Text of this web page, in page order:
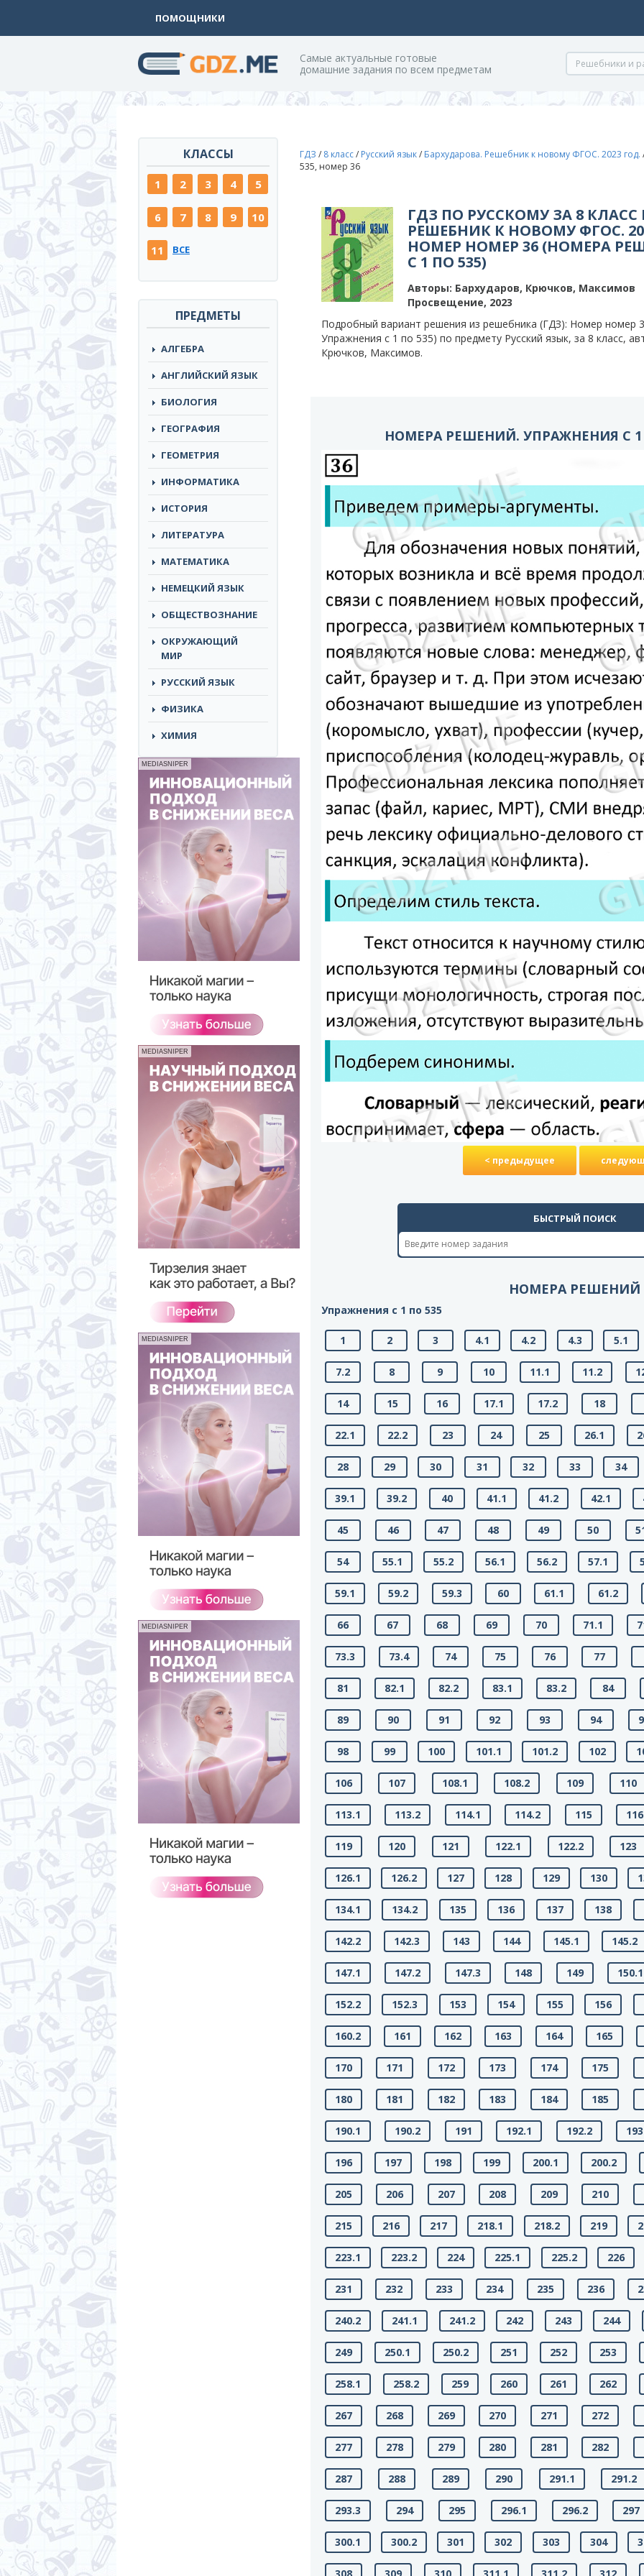
ПОМОЩНИКИ
Cамые актуальные готовые
домашние задания по всем предметам
КЛАССЫ
1 2 3 4 5
6 7 8 9 10
11 ВСЕ
ПРЕДМЕТЫ
АЛГЕБРА
АНГЛИЙСКИЙ ЯЗЫК
БИОЛОГИЯ
ГЕОГРАФИЯ
ГЕОМЕТРИЯ
ИНФОРМАТИКА
ИСТОРИЯ
ЛИТЕРАТУРА
МАТЕМАТИКА
НЕМЕЦКИЙ ЯЗЫК
ОБЩЕСТВОЗНАНИЕ
ОКРУЖАЮЩИЙ
МИР
РУССКИЙ ЯЗЫК
ФИЗИКА
ХИМИЯ
MEDIASNIPER
MEDIASNIPER
MEDIASNIPER
MEDIASNIPER
ГДЗ / 8 класс/ Русский язык/ Бархударова. Решебник к новому ФГОС. 2023 год.
535, номер 36
ГДЗ ПО РУССКОМУ ЗА 8
РЕШЕБНИК К НОВОМУ ФГОС.
НОМЕР НОМЕР 36 (НОМЕРА
С 1 ПО 535)
Авторы: Бархударов, Крючков, Максимов
Просвещение, 2023
Подробный вариант решения из решебника (ГДЗ): Номер
Упражнения с 1 по 535) по предмету Русский язык, за 8 класс,
Крючков, Максимов.
НОМЕРА РЕШЕНИЙ. УПРАЖНЕНИЯ С 1
< предыдущее
БЫСТРЫЙ ПОИСК
НОМЕРА РЕШЕНИЙ
Упражнения с 1 по 535
1 2 3 4.1 4.2 4.3 5.1
7.2 8 9 10 11.1 11.2
14 15 16 17.1 17.2 18
22.1 22.2 23 24 25 26.1
28 29 30 31 32 33 34
39.1 39.2 40 41.1 41.2 42.1
45 46 47 48 49 50
54 55.1 55.2 56.1 56.2 57.1
59.1 59.2 59.3 60 61.1 61.2
66 67 68 69 70 71.1
73.3 73.4 74 75 76 77
81 82.1 82.2 83.1 83.2 84
89 90 91 92 93 94
98 99 100 101.1 101.2 102
106 107 108.1 108.2 109 110
113.1 113.2 114.1 114.2 115 116
119 120 121 122.1 122.2 123
126.1 126.2 127 128 129 130
134.1 134.2 135 136 137 138
142.2 142.3 143 144 145.1 145.2
147.1 147.2 147.3 148 149 150.1
152.2 152.3 153 154 155 156
160.2 161 162 163 164 165
170 171 172 173 174 175
180 181 182 183 184 185
190.1 190.2 191 192.1 192.2 193
196 197 198 199 200.1 200.2
205 206 207 208 209 210
215 216 217 218.1 218.2 219
223.1 223.2 224 225.1 225.2 226
231 232 233 234 235 236
240.2 241.1 241.2 242 243 244
249 250.1 250.2 251 252 253
258.1 258.2 259 260 261 262
267 268 269 270 271 272
277 278 279 280 281 282
287 288 289 290 291.1 291.2
293.3 294 295 296.1 296.2 297
300.1 300.2 301 302 303 304